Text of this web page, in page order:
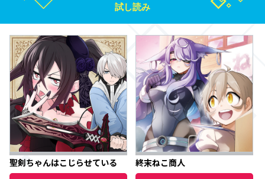
試し読み
聖剣ちゃんはこじらせている 終末ねこ商人